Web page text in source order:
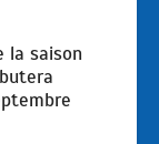
la saison